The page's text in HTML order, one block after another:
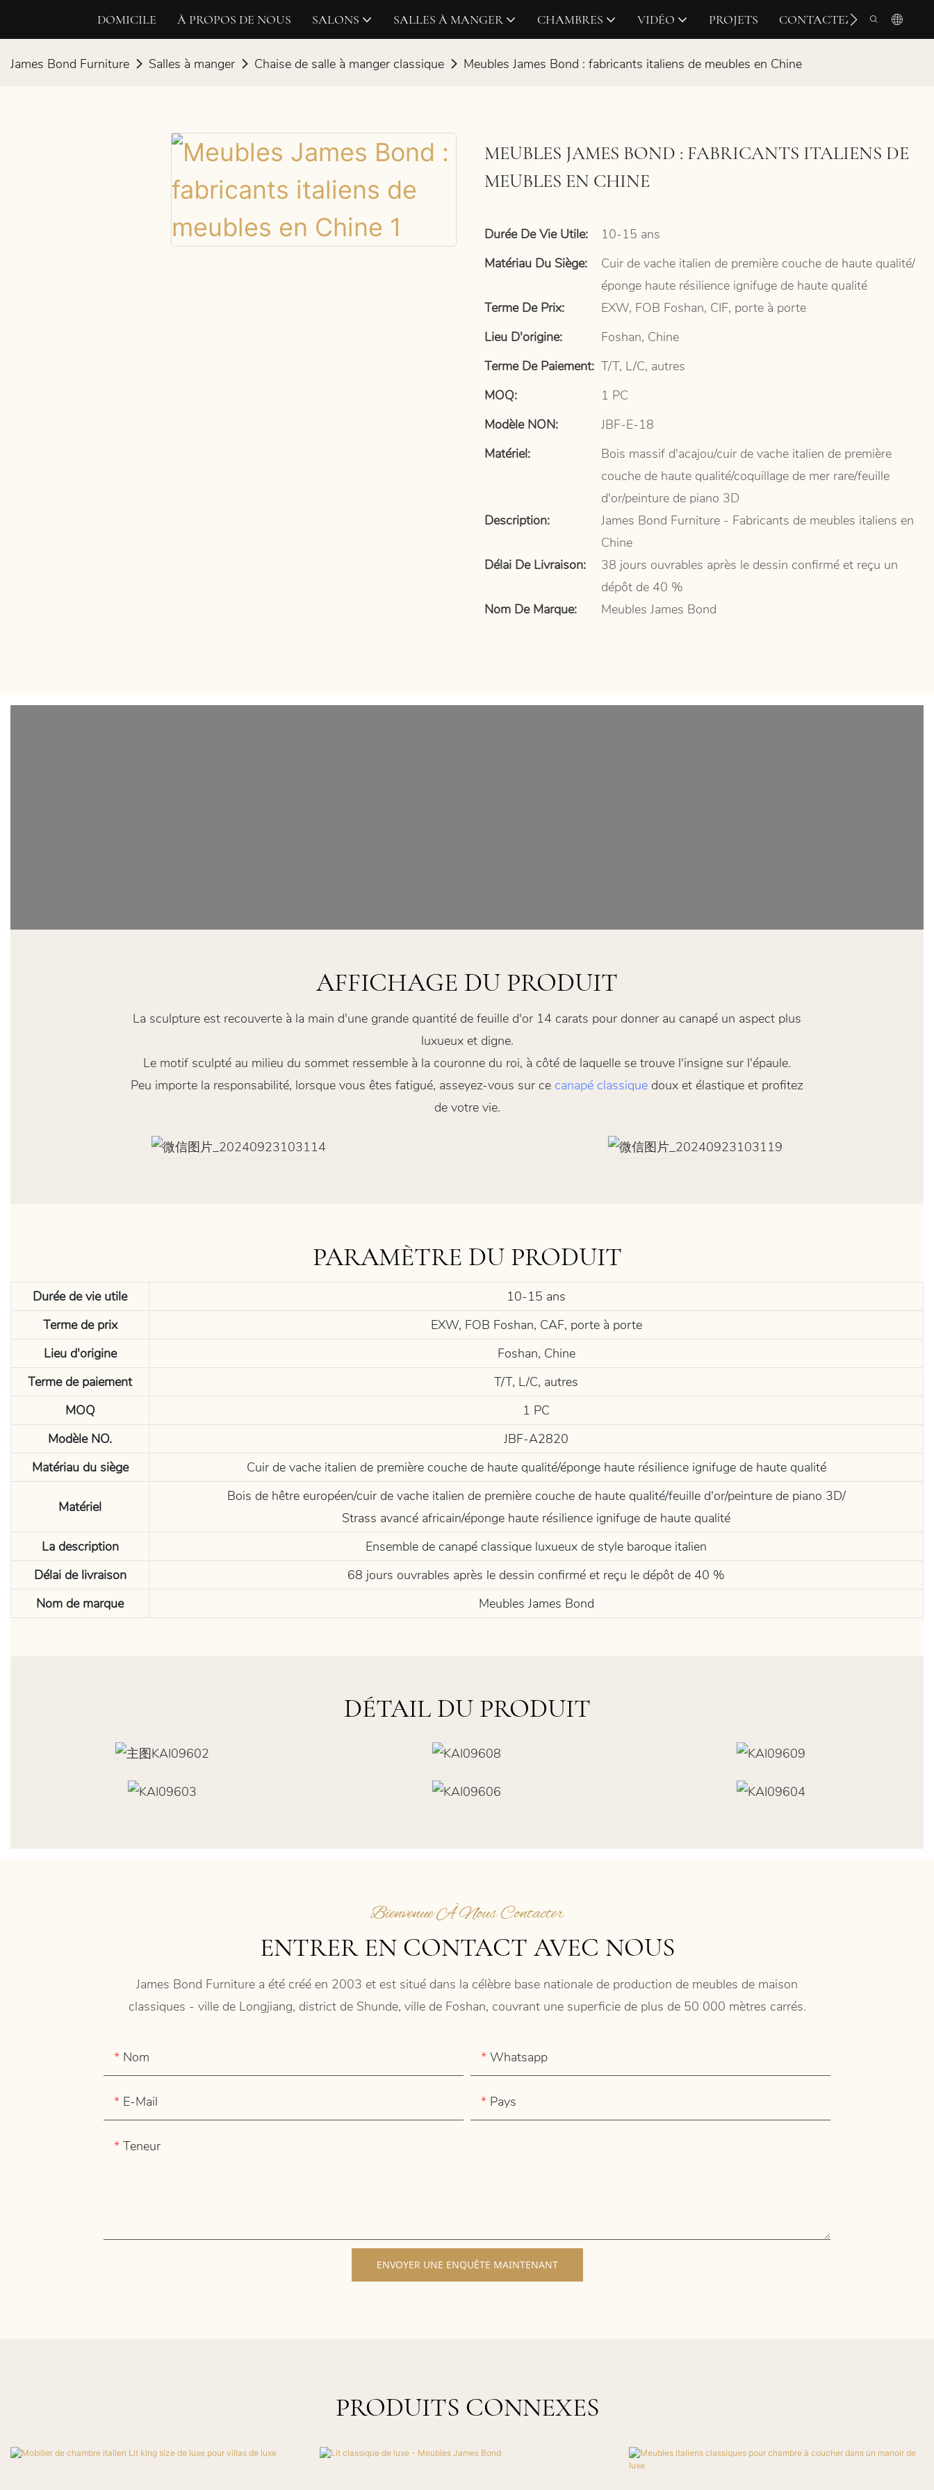
DOMICILE À PROPOS DE NOUS SALONS SALLES À MANGER CHAMBRES VIDÉO PROJETS CONTACTEZ-NOUS
James Bond Furniture Salles à manger Chaise de salle à manger classique Meubles James Bond : fabricants italiens de meubles en Chine
MEUBLES JAMES BOND : FABRICANTS ITALIENS DE
MEUBLES EN CHINE
Durée De Vie Utile:
10-15 ans
Matériau Du Siège:
Cuir de vache italien de première couche de haute qualité/
éponge haute résilience ignifuge de haute qualité
Terme De Prix:
EXW, FOB Foshan, CIF, porte à porte
Lieu D'origine:
Foshan, Chine
Terme De Paiement: T/T, L/C, autres
MOQ:
1 PC
Modèle NON:
JBF-E-18
Matériel:
Bois massif d'acajou/cuir de vache italien de première
couche de haute qualité/coquillage de mer rare/feuille
d'or/peinture de piano 3D
Description:
James Bond Furniture - Fabricants de meubles italiens en
Chine
Délai De Livraison:
38 jours ouvrables après le dessin confirmé et reçu un
dépôt de 40 %
Nom De Marque:
Meubles James Bond
AFFICHAGE DU PRODUIT
La sculpture est recouverte à la main d'une grande quantité de feuille d'or 14 carats pour donner au canapé un aspect plus
luxueux et digne.
Le motif sculpté au milieu du sommet ressemble à la couronne du roi, à côté de laquelle se trouve l'insigne sur l'épaule.
Peu importe la responsabilité, lorsque vous êtes fatigué, asseyez-vous sur ce canapé classique doux et élastique et profitez
de votre vie.
PARAMÈTRE DU PRODUIT
Durée de vie utile
10-15 ans
Terme de prix
EXW, FOB Foshan, CAF, porte à porte
Lieu d'origine
Foshan, Chine
Terme de paiement
T/T, L/C, autres
MOQ
1 PC
Modèle NO.
JBF-A2820
Matériau du siège
Cuir de vache italien de première couche de haute qualité/éponge haute résilience ignifuge de haute qualité
Matériel
Bois de hêtre européen/cuir de vache italien de première couche de haute qualité/feuille d'or/peinture de piano 3D/
Strass avancé africain/éponge haute résilience ignifuge de haute qualité
La description
Ensemble de canapé classique luxueux de style baroque italien
Délai de livraison
68 jours ouvrables après le dessin confirmé et reçu le dépôt de 40 %
Nom de marque
Meubles James Bond
DÉTAIL DU PRODUIT
Bienvenue À Nous Contacter
ENTRER EN CONTACT AVEC NOUS
James Bond Furniture a été créé en 2003 et est situé dans la célèbre base nationale de production de meubles de maison
classiques - ville de Longjiang, district de Shunde, ville de Foshan, couvrant une superficie de plus de 50 000 mètres carrés.
Nom Whatsapp
E-Mail Pays
Teneur
ENVOYER UNE ENQUÊTE MAINTENANT
PRODUITS CONNEXES